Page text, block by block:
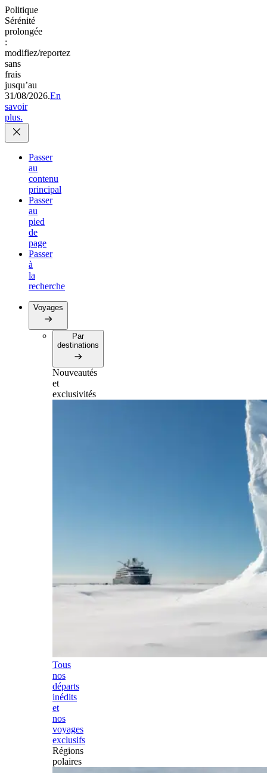
Politique
Sérénité
prolongée
:
modifiez/reportez
sans
frais
jusqu’au
31/08/2026.En
savoir
plus.
Passer
au
contenu
principal
Passer
au
pied
de
page
Passer
à
la
recherche
Voyages
Par
destinations
Nouveautés
et
exclusivités
Tous
nos
départs
inédits
et
nos
voyages
exclusifs
Régions
polaires